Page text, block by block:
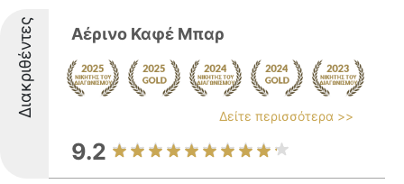
Διακριθέντες Αέρινο Καφέ Μπαρ
Δείτε περισσότερα >>
9.2